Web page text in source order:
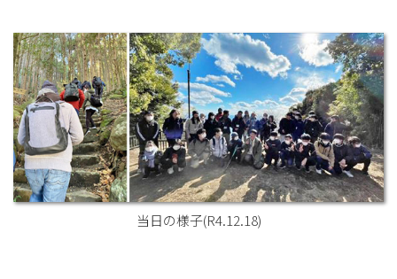
当日の様子(R4.12.18)